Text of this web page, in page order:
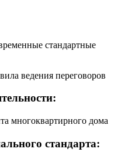
стандартные
ведения переговоров
многоквартирного дома
стандарта: